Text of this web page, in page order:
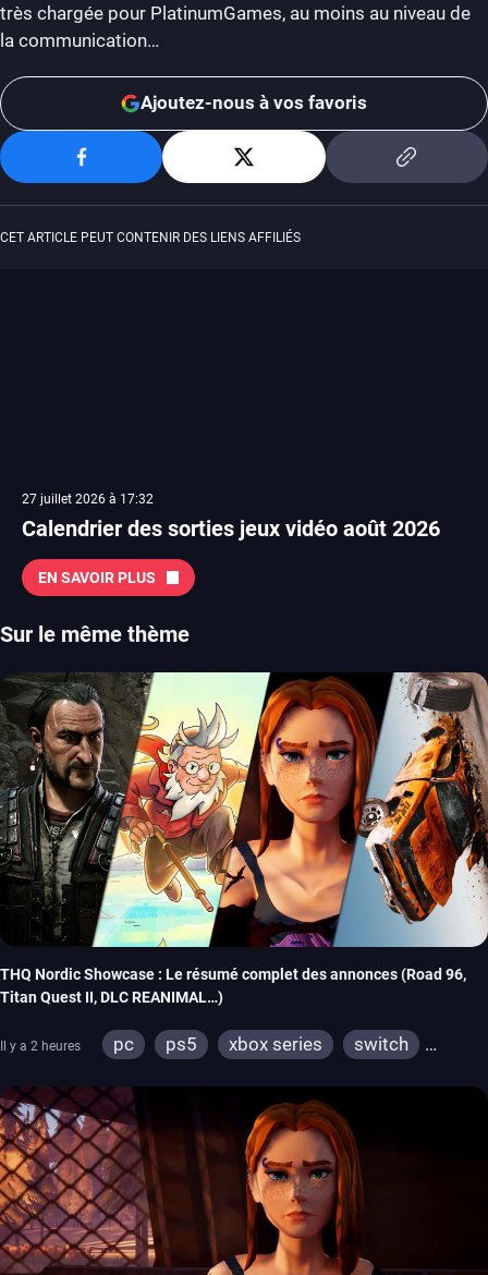
très chargée pour PlatinumGames, au moins au niveau de
la communication…
Ajoutez-nous à vos favoris
CET ARTICLE PEUT CONTENIR DES LIENS AFFILIÉS
27 juillet 2026 à 17:32
Calendrier des sorties jeux vidéo août 2026
EN SAVOIR PLUS
Sur le même thème
THQ Nordic Showcase : Le résumé complet des annonces (Road 96,
Titan Quest II, DLC REANIMAL…)
Il y a 2 heures pc ps5 xbox series
switch